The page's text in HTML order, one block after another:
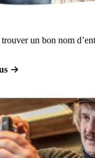
un bon nom